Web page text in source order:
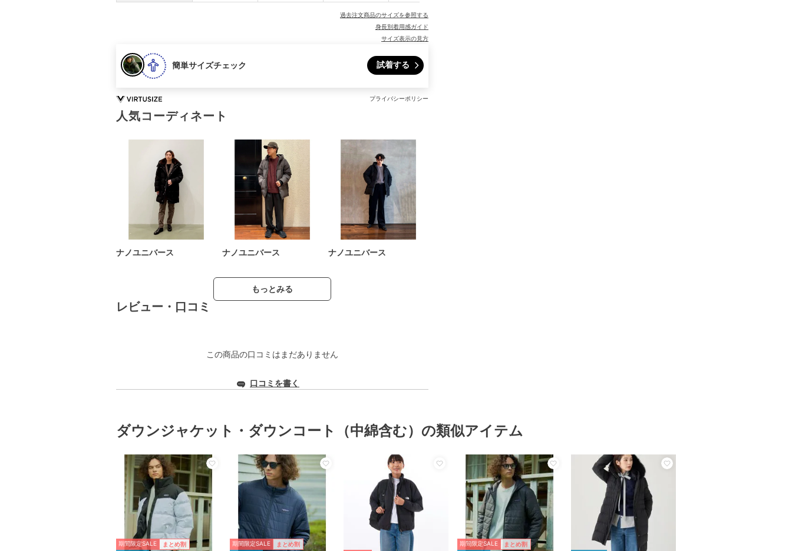
過去注文商品のサイズを参照する
身長別着用感ガイド
サイズ表示の見方
簡単サイズチェック 試着する
プライバシーポリシー
人気コーディネート
ナノユニバース ナノユニバース ナノユニバース
もっとみる
レビュー・口コミ
この商品の口コミはまだありません
口コミを書く
ダウンジャケット・ダウンコート（中綿含む）の類似アイテム
期間限定SALE まとめ割 期間限定SALE まとめ割 期間限定SALE まとめ割